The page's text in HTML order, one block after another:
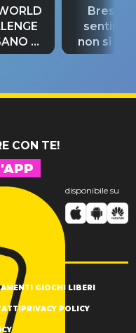
si
Bresh:
non si
fino alla
CON TE!
disponibile su
GIOCHI LIBERI
PRIVACY POLICY